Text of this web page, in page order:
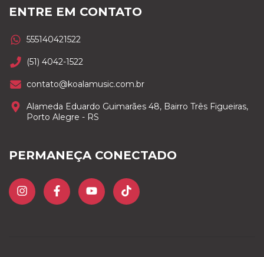
ENTRE EM CONTATO
555140421522
(51) 4042-1522
contato@koalamusic.com.br
Alameda Eduardo Guimarães 48, Bairro Três Figueiras,
Porto Alegre - RS
PERMANEÇA CONECTADO